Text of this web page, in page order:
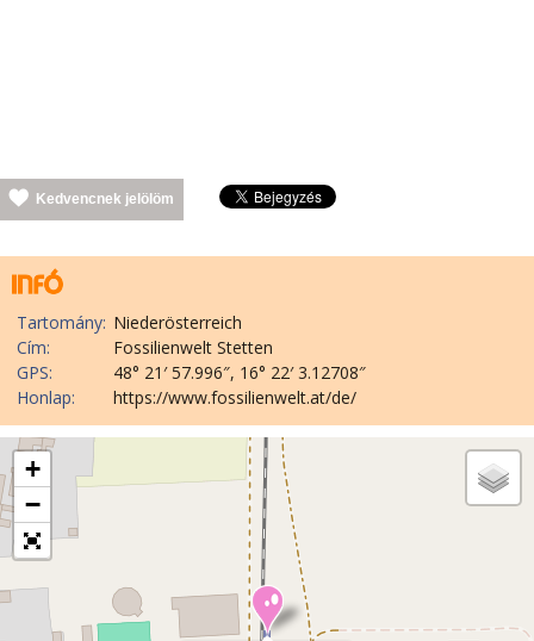
Kedvencnek jelölöm
Tartomány: Niederösterreich
Cím:
Fossilienwelt Stetten
GPS:
48° 21′ 57.996″, 16° 22′ 3.12708″
Honlap:
https://www.fossilienwelt.at/de/
+
−